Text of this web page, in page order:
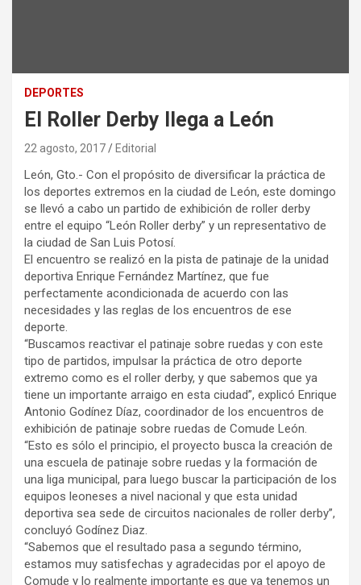
DEPORTES
El Roller Derby llega a León
22 agosto, 2017 Editorial
León, Gto.- Con el propósito de diversificar la práctica de
los deportes extremos en la ciudad de León, este domingo
se llevó a cabo un partido de exhibición de roller derby
entre el equipo “León Roller derby” y un representativo de
la ciudad de San Luis Potosí.
El encuentro se realizó en la pista de patinaje de la unidad
deportiva Enrique Fernández Martínez, que fue
perfectamente acondicionada de acuerdo con las
necesidades y las reglas de los encuentros de ese
deporte.
“Buscamos reactivar el patinaje sobre ruedas y con este
tipo de partidos, impulsar la práctica de otro deporte
extremo como es el roller derby, y que sabemos que ya
tiene un importante arraigo en esta ciudad”, explicó Enrique
Antonio Godínez Díaz, coordinador de los encuentros de
exhibición de patinaje sobre ruedas de Comude León.
“Esto es sólo el principio, el proyecto busca la creación de
una escuela de patinaje sobre ruedas y la formación de
una liga municipal, para luego buscar la participación de los
equipos leoneses a nivel nacional y que esta unidad
deportiva sea sede de circuitos nacionales de roller derby”,
concluyó Godínez Diaz.
“Sabemos que el resultado pasa a segundo término,
estamos muy satisfechas y agradecidas por el apoyo de
Comude y lo realmente importante es que ya tenemos un